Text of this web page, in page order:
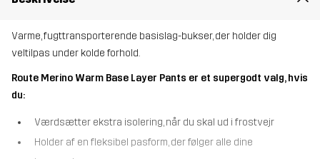
Varme, fugttransporterende basislag-bukser, der holder dig
veltilpas under kolde forhold.
Route Merino Warm Base Layer Pants er et supergodt valg, hvis
du:
Værdsætter ekstra isolering, når du skal ud i frostvejr
Holder af en fleksibel pasform, der følger alle dine